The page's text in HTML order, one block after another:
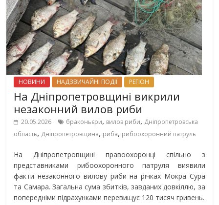
НОВИНИ НАДЗВИЧАЙНІ ПОДІЇ РЕГІОН
На Дніпропетровщині викрили
незаконний вилов риби
20.05.2026 браконьєри, вилов риби, Дніпропетровська
область, Дніпропетровщина, риба, рибоохоронний патруль
На Дніпропетровщині правоохоронці спільно з
представниками рибоохоронного патруля виявили
факти незаконного вилову риби на річках Мокра Сура
та Самара. Загальна сума збитків, завданих довкіллю, за
попередніми підрахунками перевищує 120 тисяч гривень.